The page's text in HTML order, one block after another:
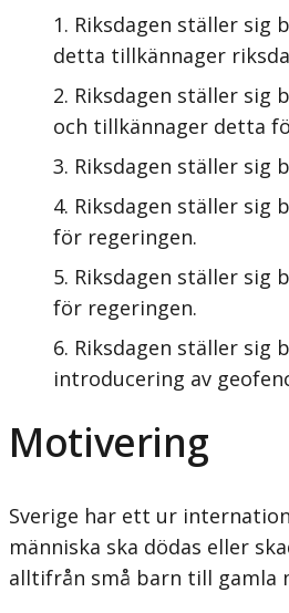
Riksdagen ställer sig
detta tillkännager
Riksdagen ställer
och tillkännager detta
Riksdagen ställer
Riksdagen ställer
för regeringen.
Riksdagen ställer
för regeringen.
Riksdagen ställer sig
introducering av
Motivering
Sverige har ett ur
människa ska dödas eller
alltifrån små barn till gamla